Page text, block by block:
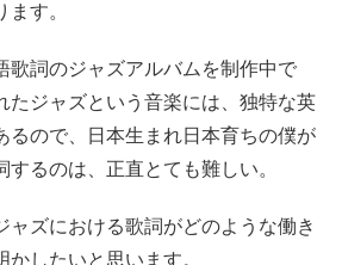
す。
歌詞のジャズアルバムを制作中で
たジャズという音楽には、独特な英
るので、日本生まれ日本育ちの僕が
するのは、正直とても難しい。
ャズにおける歌詞がどのような働き
したいと思います。